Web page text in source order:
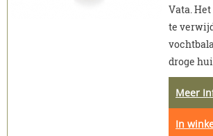
Vata.
te
droge
Meer
In